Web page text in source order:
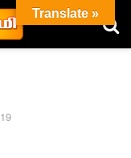
Translate »